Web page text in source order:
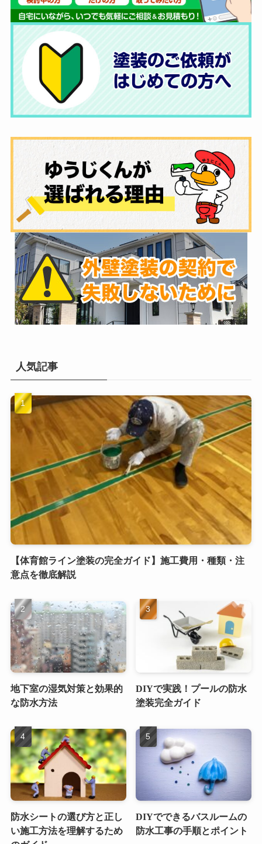
人気記事
【体育館ライン塗装の完全ガイド】施工費用・種類・注
意点を徹底解説
地下室の湿気対策と効果的
な防水方法
DIYで実践！プールの防水
塗装完全ガイド
防水シートの選び方と正し
い施工方法を理解するため
DIYでできるバスルームの
防水工事の手順とポイント